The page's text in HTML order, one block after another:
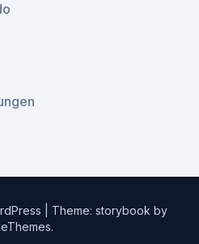
Theme: storybook by
.